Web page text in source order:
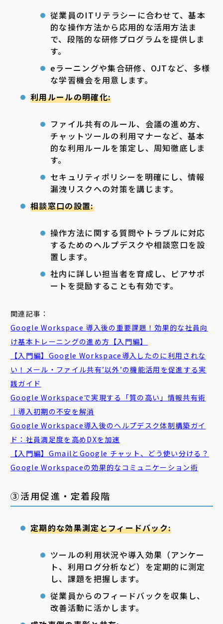
従業員のITリテラシーに合わせて、基本
的な操作方法から応用的な活用方法ま
で、段階的な研修プログラムを提供しま
す。
eラーニングや集合研修、OJTなど、多様
な学習機会を用意します。
利用ルールの明確化:
ファイル共有のルール、会議の進め方、
チャットツールの利用マナーなど、基本
的な利用ルールを策定し、周知徹底しま
す。
セキュリティポリシーを明確にし、情報
漏洩リスクへの対策を講じます。
相談窓口の設置:
操作方法に関する質問やトラブルに対応
するためのヘルプデスクや相談窓口を設
置します。
社内に詳しい担当者を育成し、ピアサポ
ートを奨励することも有効です。
関連記事：
Google Workspace 導入後の重要課題！効果的な社員向
け基本トレーニングの進め方【入門編】
【入門編】Google Workspace導入したのに利用されな
い！メール・ ファイル共有’以外’の機能活用を促進する実
践ガイド
Google Workspaceで実現する「質の高い」情報共有術
｜導入初期の不安を解消
Google Workspace導入後のヘルプデスク体制構築ガイ
ド：社員満足度を高めDXを加速
【入門編】GmailとGoogle チャット 、どう使い分ける？
Google Workspaceの効果的なコミュニケーション術
③活用促進・定着段階
定期的な効果測定とフィードバック:
ツールの利用状況や導入効果（アンケー
ト、利用ログ分析など）を定期的に測定
し、課題を把握します。
従業員からのフィードバックを収集し、
改善活動に活かします。